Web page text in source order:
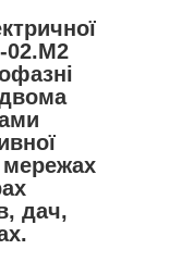
02.М2
мережах
дач,